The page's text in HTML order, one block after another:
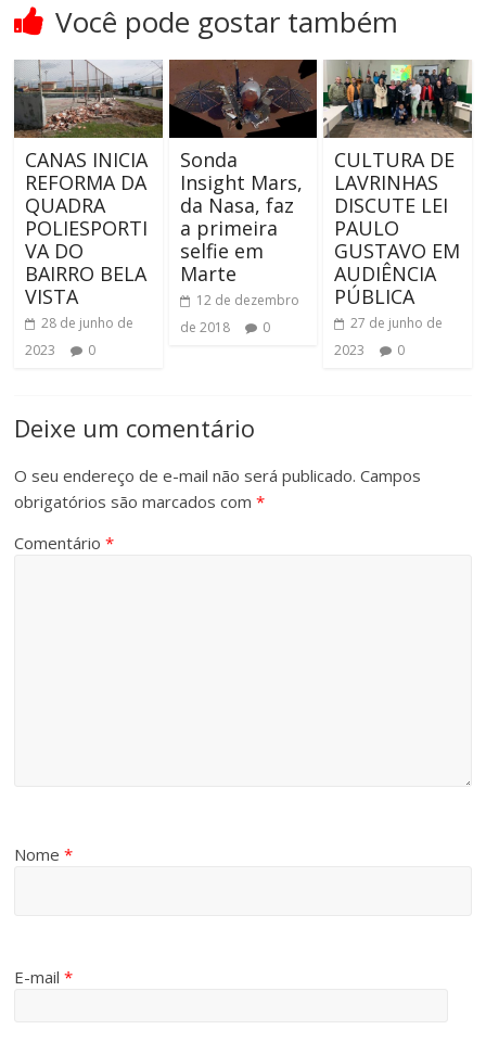
Você pode gostar também
CANAS INICIA
REFORMA DA
QUADRA
POLIESPORTI
VA DO
BAIRRO BELA
VISTA
28 de junho de
2023
0
Sonda
Insight Mars,
da Nasa, faz
a primeira
selfie em
Marte
12 de dezembro
de 2018
0
CULTURA DE
LAVRINHAS
DISCUTE LEI
PAULO
GUSTAVO EM
AUDIÊNCIA
PÚBLICA
27 de junho de
2023
0
Deixe um comentário
O seu endereço de e-mail não será publicado. Campos
obrigatórios são marcados com*
Comentário*
Nome*
E-mail*